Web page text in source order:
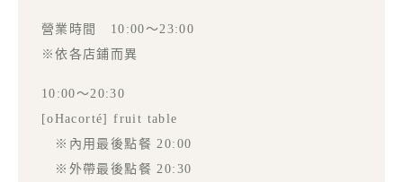
營業時間 10:00～23:00
※依各店鋪而異
10:00～20:30
[oHacorté] fruit table
※內用最後點餐 20:00
※外帶最後點餐 20:30